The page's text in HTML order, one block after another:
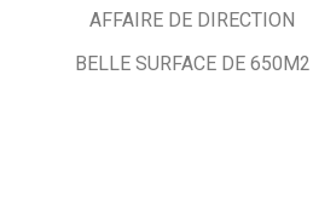
AFFAIRE DE DIRECTION
BELLE SURFACE DE 650M2